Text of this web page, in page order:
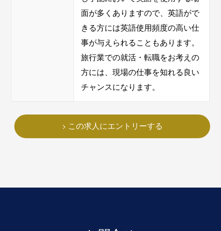
面が多くありますので、英語がで
きる方には英語使用頻度の高い仕
事が与えられることもあります。
旅行業での就活・転職をお考えの
方には、現場の仕事を知れる良い
チャンスになります。
この求人にエントリーする